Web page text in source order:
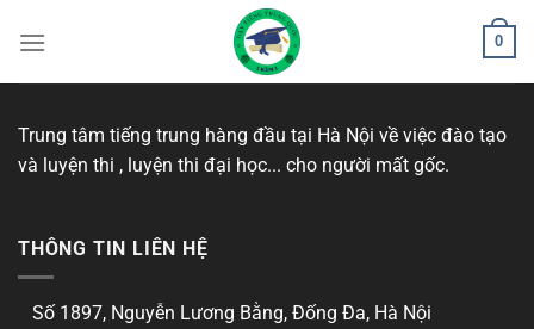
qua
0
Trung tâm tiếng trung hàng đầu tại Hà Nội về việc đào tạo
và luyện thi , luyện thi đại học... cho người mất gốc.
THÔNG TIN LIÊN HỆ
Số 1897, Nguyễn Lương Bằng, Đống Đa, Hà Nội